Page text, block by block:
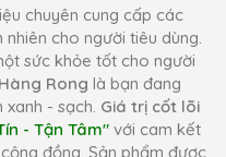
chuyên cung cấp các
cho người tiêu dùng.
sức khỏe tốt cho người
Rong là bạn đang
- sạch. Giá trị cốt lõi
- Tận Tâm" với cam kết
đồng. Sản phẩm được